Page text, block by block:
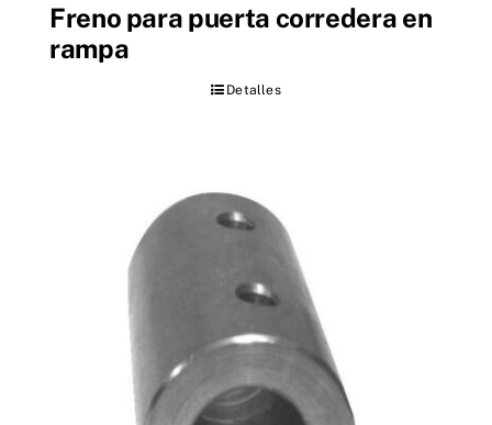
Freno para puerta corredera en
rampa
Detalles